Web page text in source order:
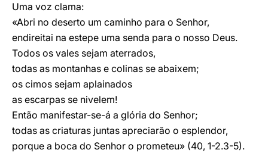
Uma voz clama:
«Abri no deserto um caminho para o Senhor,
endireitai na estepe uma senda para o nosso Deus.
Todos os vales sejam aterrados,
todas as montanhas e colinas se abaixem;
os cimos sejam aplainados
as escarpas se nivelem!
Então manifestar-se-á a glória do Senhor;
todas as criaturas juntas apreciarão o esplendor,
porque a boca do Senhor o prometeu» (40, 1-2.3-5).